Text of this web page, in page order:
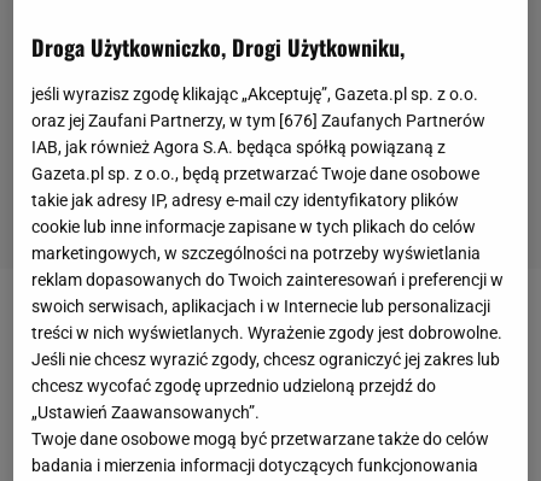
Mike Tyson już kilka tygodni temu zapowiedział, że
chciałby ponownie założyć rękawice bokserskie i
zmierzyć się z Evanderem Holyfieldem.W
przeszłości obaj bokserzy walczyli ze sobą
dwukrotnie. 58-letni Holyfield zwyciężył w obu
Droga Użytkowniczko, Drogi Użytkowniku,
jeśli wyrazisz zgodę klikając „Akceptuję”, Gazeta.pl sp. z o.o.
oraz jej Zaufani Partnerzy, w tym [676] Zaufanych Partnerów
IAB, jak również Agora S.A. będąca spółką powiązaną z
Gazeta.pl sp. z o.o., będą przetwarzać Twoje dane osobowe
takie jak adresy IP, adresy e-mail czy identyfikatory plików
cookie lub inne informacje zapisane w tych plikach do celów
marketingowych, w szczególności na potrzeby wyświetlania
reklam dopasowanych do Twoich zainteresowań i preferencji w
swoich serwisach, aplikacjach i w Internecie lub personalizacji
treści w nich wyświetlanych. Wyrażenie zgody jest dobrowolne.
Jeśli nie chcesz wyrazić zgody, chcesz ograniczyć jej zakres lub
chcesz wycofać zgodę uprzednio udzieloną przejdź do
„Ustawień Zaawansowanych”.
Twoje dane osobowe mogą być przetwarzane także do celów
badania i mierzenia informacji dotyczących funkcjonowania